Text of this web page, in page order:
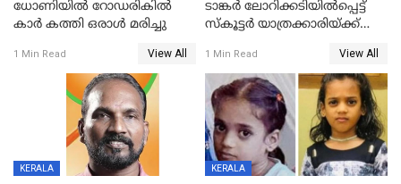
ധോണിയിൽ റോഡരികിൽ
കാർ കത്തി ഒരാൾ മരിച്ചു
1 Min Read View All
ടാങ്കർ ലോറിക്കടിയിൽപ്പെട്ട്
സ്കൂട്ടർ യാത്രക്കാരിയ്ക്ക്
കണ്ടോത്ത് ദേശീയ പാതയിൽ
1 Min Read View All
KERALA KERALA